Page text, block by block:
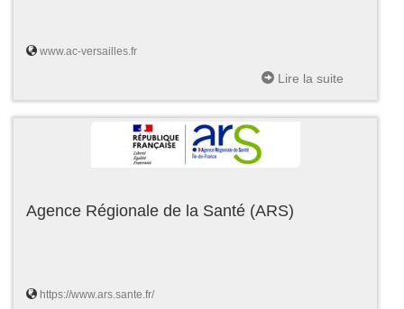
www.ac-versailles.fr
Lire la suite
Agence Régionale de la Santé (ARS)
https://www.ars.sante.fr/